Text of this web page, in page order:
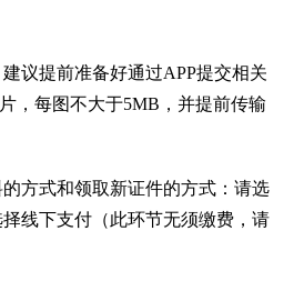
建议提前准备好通过APP提交相关
，每图不大于5MB，并提前传输
的方式和领取新证件的方式：请选
线下支付（此环节无须缴费，请